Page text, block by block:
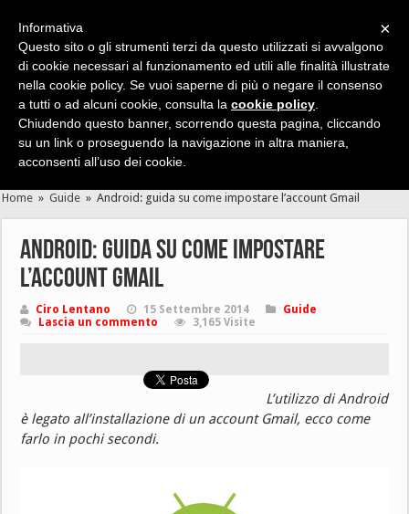
Cerca velocemente news, recensioni, guide, app, giochi ...
Home » Guide » Android: guida su come impostare l’account Gmail
Android: guida su come impostare
l’account Gmail
Ciro Lentano 15 Settembre 2014
Guide
Lascia un commento
3,165 Visite
L’utilizzo di Android
è legato all’installazione di un account Gmail, ecco come
farlo in pochi secondi.
×
Informativa
Questo sito o gli strumenti terzi da questo utilizzati si avvalgono
di cookie necessari al funzionamento ed utili alle finalità illustrate
nella cookie policy. Se vuoi saperne di più o negare il consenso
a tutti o ad alcuni cookie, consulta la cookie policy
Chiudendo questo banner, scorrendo questa pagina, cliccando
su un link o proseguendo la navigazione in altra maniera,
acconsenti all’uso dei cookie.